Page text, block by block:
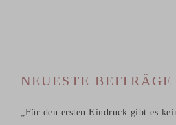
NEUESTE BEITRÄGE
„Für den ersten Eindruck gibt es